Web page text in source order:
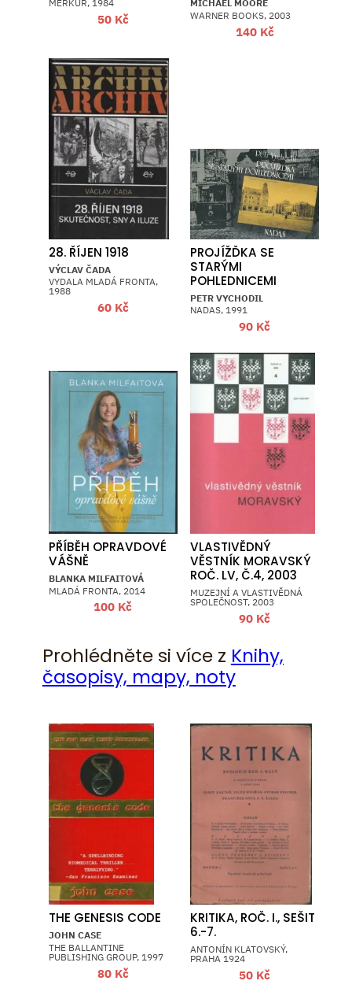
MERKUR, 1984
50 Kč
MICHAEL MOORE
WARNER BOOKS, 2003
140 Kč
28. ŘÍJEN 1918
VÝCLAV ČADA
VYDALA MLADÁ FRONTA,
1988
60 Kč
PROJÍŽĎKA SE
STARÝMI
POHLEDNICEMI
PETR VYCHODIL
NADAS, 1991
90 Kč
PŘÍBĚH OPRAVDOVÉ
VÁŠNĚ
BLANKA MILFAITOVÁ
MLADÁ FRONTA, 2014
100 Kč
VLASTIVĚDNÝ
VĚSTNÍK MORAVSKÝ
ROČ. LV, Č.4, 2003
MUZEJNÍ A VLASTIVĚDNÁ
SPOLEČNOST, 2003
90 Kč
Prohlédněte si více z Knihy,
časopisy, mapy, noty
THE GENESIS CODE
JOHN CASE
THE BALLANTINE
PUBLISHING GROUP, 1997
80 Kč
KRITIKA, ROČ. I., SEŠIT
6.-7.
ANTONÍN KLATOVSKÝ,
PRAHA 1924
50 Kč